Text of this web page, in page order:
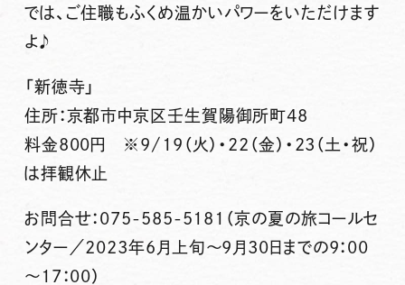
では、ご住職もふくめ温かいパワーをいただけます
よ♪
「新徳寺」
住所：京都市中京区壬生賀陽御所町48
料金800円 ※9/19（火）・22（金）・23（土・祝）
は拝観休止
お問合せ：075-585-5181（京の夏の旅コールセ
ンター／2023年6月上旬～9月30日までの9：00
～17：00）